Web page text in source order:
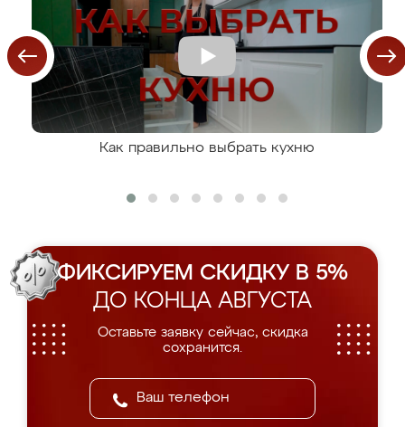
Как правильно выбрать кухню
ФИКСИРУЕМ СКИДКУ В 5%
ДО КОНЦА АВГУСТА
Оставьте заявку сейчас, скидка
сохранится.